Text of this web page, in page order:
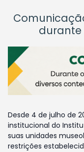
durante
Desde 4 de julho de
institucional do
suas unidades
restrições